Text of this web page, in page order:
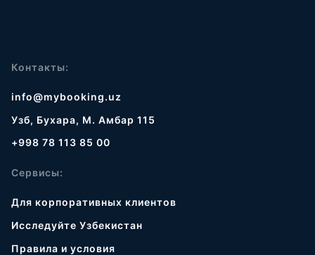
Контакты:
info@mybooking.uz
Узб, Бухара, М. Амбар 115
+998 78 113 85 00
Сервисы:
Для корпоративных клиентов
Исследуйте Узбекистан
Правила и условия